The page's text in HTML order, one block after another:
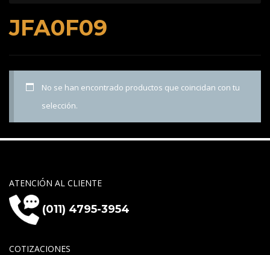
JFA0F09
No se han encontrado productos que coincidan con tu
selección.
ATENCIÓN AL CLIENTE
(011) 4795-3954
COTIZACIONES